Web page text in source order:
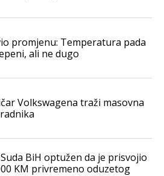
promjenu: Temperatura pada
ali ne dugo
Volkswagena traži masovna
BiH optužen da je prisvojio
KM privremeno oduzetog